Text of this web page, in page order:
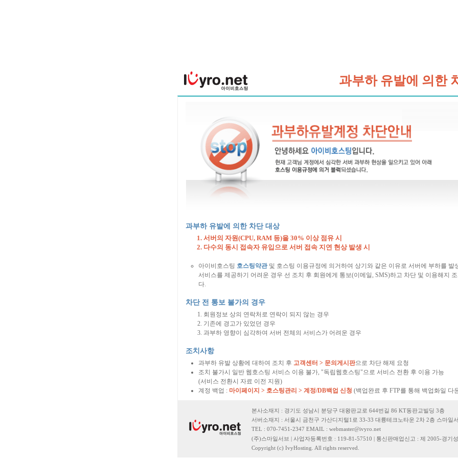
과부하 유발에 의한
과부하 유발에 의한 차단 대상
서버의 자원(CPU, RAM 등)을 30% 이상 점유 시
다수의 동시 접속자 유입으로 서버 접속 지연 현상 발생 시
아이비호스팅 호스팅약관및 호스팅 이용규정에 의거하여 상기와 같은 이유로 서버에 부하를 발
서비스를 제공하기 어려운 경우 선 조치 후 회원에게 통보(이메일, SMS)하고 차단 및 이용해지 조
다.
차단 전 통보 불가의 경우
회원정보 상의 연락처로 연락이 되지 않는 경우
기존에 경고가 있었던 경우
과부하 영향이 심각하여 서버 전체의 서비스가 어려운 경우
조치사항
과부하 유발 상황에 대하여 조치 후 고객센터 > 문의게시판으로 차단 해제 요청
조치 불가시 일반 웹호스팅 서비스 이용 불가, "독립웹호스팅"으로 서비스 전환 후 이용 가능
(서비스 전환시 자료 이전 지원)
계정 백업 : 마이페이지 > 호스팅관리 > 계정/DB백업 신청 (백업완료 후 FTP를 통해 백업화일 다
본사소재지 : 경기도 성남시 분당구 대왕판교로 644번길 86 KT동판교빌딩 3층
서버소재지 : 서울시 금천구 가산디지털1로 33-33 대륭테크노타운 2차 2층 스마일
TEL : 070-7451-2347 EMAIL : webmaster@ivyro.net
(주)스마일서브 | 사업자등록번호 : 119-81-57510 | 통신판매업신고 : 제 2005-경기
Copyright (c) IvyHosting. All rights reserved.